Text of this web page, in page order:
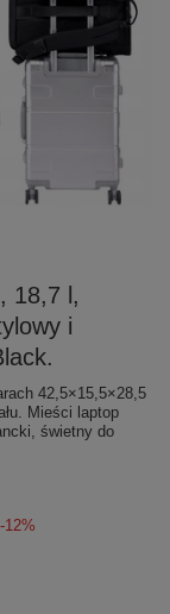
18,7 l,
i
42,5×15,5×28,5
Mieści laptop
świetny do
-12%